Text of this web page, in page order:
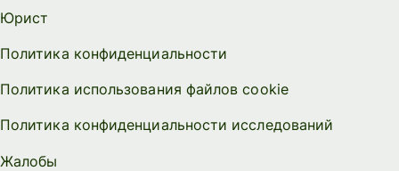
Юрист
Политика конфиденциальности
Политика использования файлов cookie
Политика конфиденциальности исследований
Жалобы